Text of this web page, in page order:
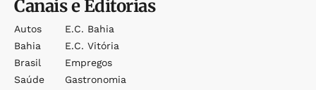
Canais e Editorias
Autos
Bahia
Brasil
Saúde
E.c. Bahia
E.c. Vitória
Empregos
Gastronomia